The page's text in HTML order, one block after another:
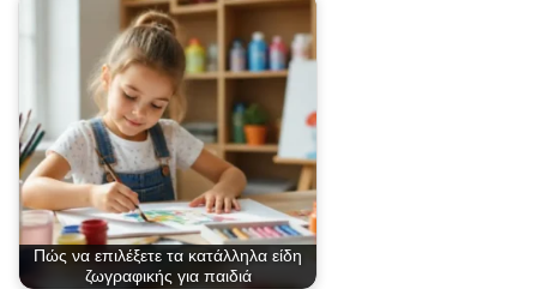
Πώς να επιλέξετε τα κατάλληλα είδη
ζωγραφικής για παιδιά